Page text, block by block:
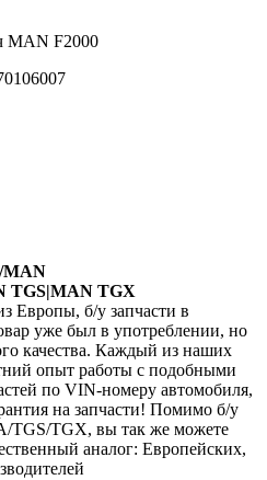
MAN F2000
MAN
TGS|MAN TGX
Европы, б/у запчасти в
уже был в употреблении, но
качества. Каждый из наших
опыт работы с подобными
по VIN-номеру автомобиля,
на запчасти! Помимо б/у
TGS/TGX, вы так же можете
аналог: Европейских,